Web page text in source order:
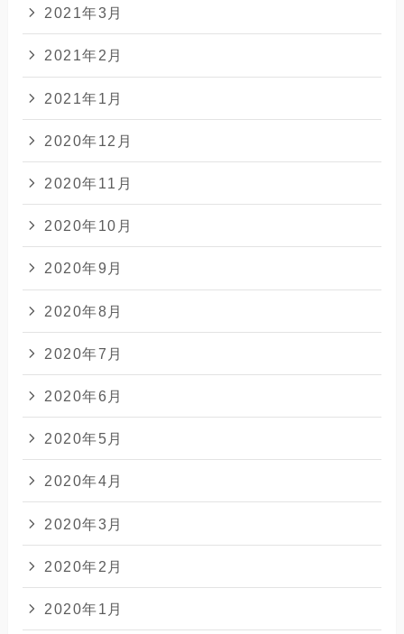
2021年3月
2021年2月
2021年1月
2020年12月
2020年11月
2020年10月
2020年9月
2020年8月
2020年7月
2020年6月
2020年5月
2020年4月
2020年3月
2020年2月
2020年1月